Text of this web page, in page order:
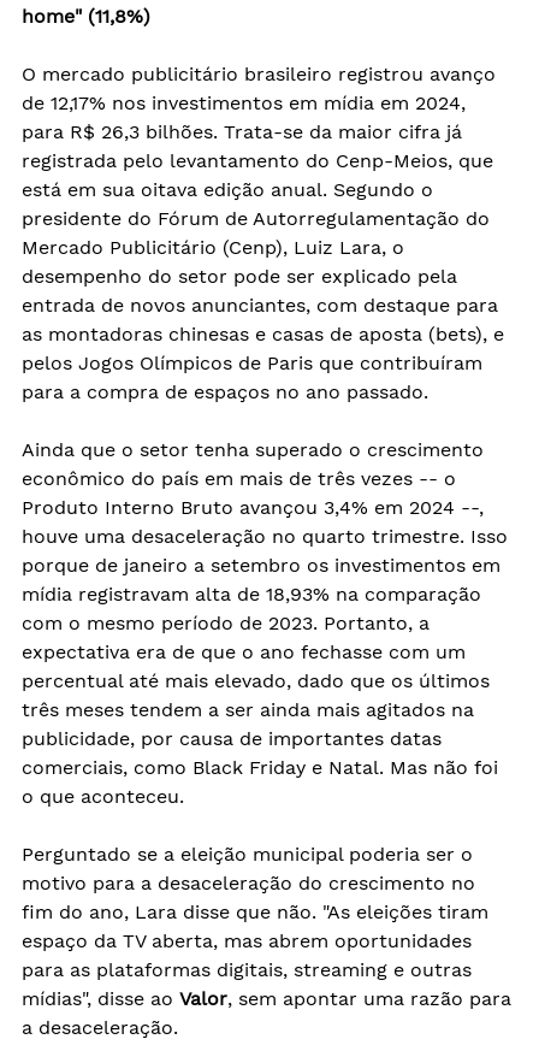
home" (11,8%)
O mercado publicitário brasileiro registrou avanço
de 12,17% nos investimentos em mídia em 2024,
para R$ 26,3 bilhões. Trata-se da maior cifra já
registrada pelo levantamento do Cenp-Meios, que
está em sua oitava edição anual. Segundo o
presidente do Fórum de Autorregulamentação do
Mercado Publicitário (Cenp), Luiz Lara, o
desempenho do setor pode ser explicado pela
entrada de novos anunciantes, com destaque para
as montadoras chinesas e casas de aposta (bets), e
pelos Jogos Olímpicos de Paris que contribuíram
para a compra de espaços no ano passado.
Ainda que o setor tenha superado o crescimento
econômico do país em mais de três vezes -- o
Produto Interno Bruto avançou 3,4% em 2024 --,
houve uma desaceleração no quarto trimestre. Isso
porque de janeiro a setembro os investimentos em
mídia registravam alta de 18,93% na comparação
com o mesmo período de 2023. Portanto, a
expectativa era de que o ano fechasse com um
percentual até mais elevado, dado que os últimos
três meses tendem a ser ainda mais agitados na
publicidade, por causa de importantes datas
comerciais, como Black Friday e Natal. Mas não foi
o que aconteceu.
Perguntado se a eleição municipal poderia ser o
motivo para a desaceleração do crescimento no
fim do ano, Lara disse que não. "As eleições tiram
espaço da TV aberta, mas abrem oportunidades
para as plataformas digitais, streaming e outras
mídias", disse ao Valor, sem apontar uma razão para
a desaceleração.